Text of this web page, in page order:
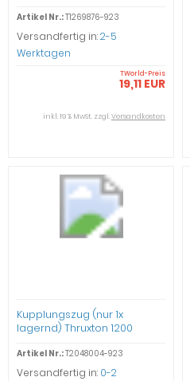
Artikel Nr.:T1269876-923
Versandfertig in:2-5
Werktagen
TWorld-Preis
19,11 EUR
inkl. 19 % MwSt. zzgl.Versandkosten
Kupplungszug (nur 1x
lagernd) Thruxton 1200
Artikel Nr.:T2048004-923
Versandfertig in: 0-2